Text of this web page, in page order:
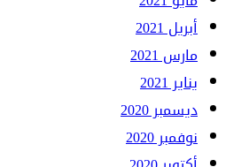
أبريل 2021
مارس 2021
يناير 2021
ديسمبر 2020
نوفمبر 2020